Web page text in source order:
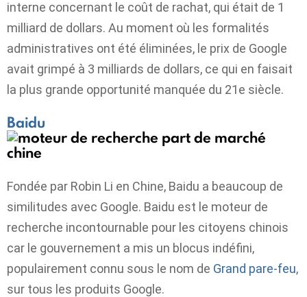
interne concernant le coût de rachat, qui était de 1
milliard de dollars. Au moment où les formalités
administratives ont été éliminées, le prix de Google
avait grimpé à 3 milliards de dollars, ce qui en faisait
la plus grande opportunité manquée du 21e siècle.
Baidu
Fondée par Robin Li en Chine, Baidu a beaucoup de
similitudes avec Google. Baidu est le moteur de
recherche incontournable pour les citoyens chinois
car le gouvernement a mis un blocus indéfini,
populairement connu sous le nom de Grand pare-feu,
sur tous les produits Google.